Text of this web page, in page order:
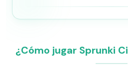
¿Cómo jugar Sprunki